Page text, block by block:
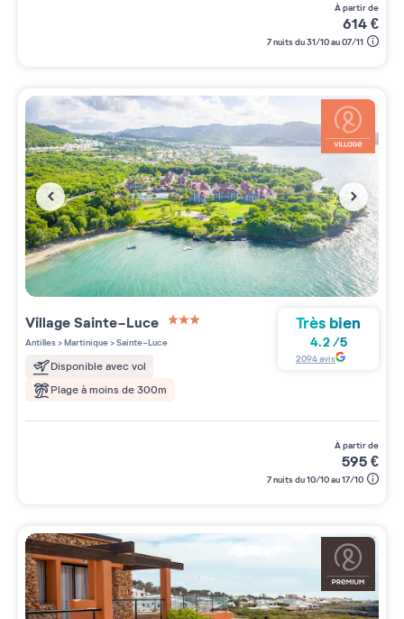
à partir de
614€
7 nuits du 31/10 au 07/11
VillageSainte-Luce
3 étoiles sur 5
Antilles>Martinique>Sainte-Luce
Disponible avec vol
Plage à moins de 300m
Très bien
4.2/5
2094avis
à partir de
595€
7 nuits du 10/10 au 17/10